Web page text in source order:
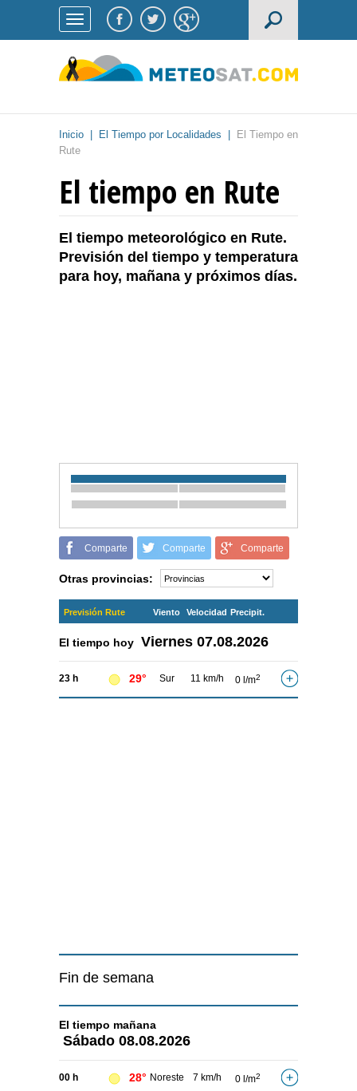
Inicio El Tiempo por Localidades
El Tiempo en
Rute
El tiempo en Rute
El tiempo meteorológico en Rute.
Previsión del tiempo y temperatura
para hoy, mañana y próximos días.
Comparte Comparte Comparte
Otras provincias:
Previsión Rute Viento Velocidad Precipit.
El tiempo hoy Viernes 07.08.2026
23 h 29° Sur 11 km/h 0 l/m2
Fin de semana
El tiempo mañana
Sábado 08.08.2026
00 h 28° Noreste 7 km/h 0 l/m2